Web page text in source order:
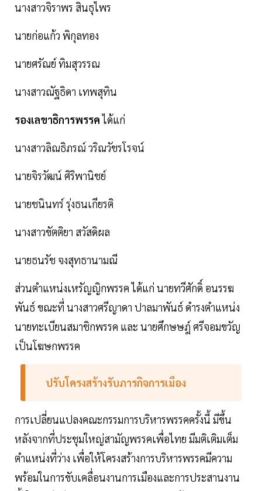
นางสาวจิราพร สินธุไพร
นายก่อแก้ว พิกุลทอง
นายศรัณย์ ทิมสุวรรณ
นางสาวณัฐธิดา เทพสุทิน
รองเลขาธิการพรรคได้แก่
นางสาวลิณธิภรณ์ วริณวัชรโรจน์
นายจิรวัฒน์ ศิริพานิชย์
นายชนินทร์ รุ่งธนเกียรติ
นางสาวขัตติยา สวัสดิผล
นายธนรัช จงสุทธานามณี
ส่วนตำแหน่งเหรัญญิกพรรค ได้แก่ นายทวีศักดิ์ อนรรฆ
พันธ์ ขณะที่ นางสาวศรีญาดา ปาลมาพันธ์ ดำรงตำแหน่ง
นายทะเบียนสมาชิกพรรค และ นายศึกษษฎ์ ศรีจอมขวัญ
เป็นโฆษกพรรค
ปรับโครงสร้างรับภารกิจการเมือง
การเปลี่ยนแปลงคณะกรรมการบริหารพรรคครั้งนี้ มีขึ้น
หลังจากที่ประชุมใหญ่สามัญพรรคเพื่อไทย มีมติเติมเต็ม
ตำแหน่งที่ว่าง เพื่อให้โครงสร้างการบริหารพรรคมีความ
พร้อมในการขับเคลื่อนงานการเมืองและการประสานงาน